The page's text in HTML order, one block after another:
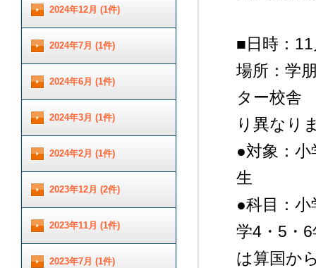
■日時：
場所：学
ター校舎
り異なり
●対象：
生
●科目：
学4・5・
は算国か
2024年12月 (1件)
2024年7月 (1件)
2024年6月 (1件)
2024年3月 (1件)
2024年2月 (1件)
2023年12月 (2件)
2023年11月 (1件)
2023年7月 (1件)